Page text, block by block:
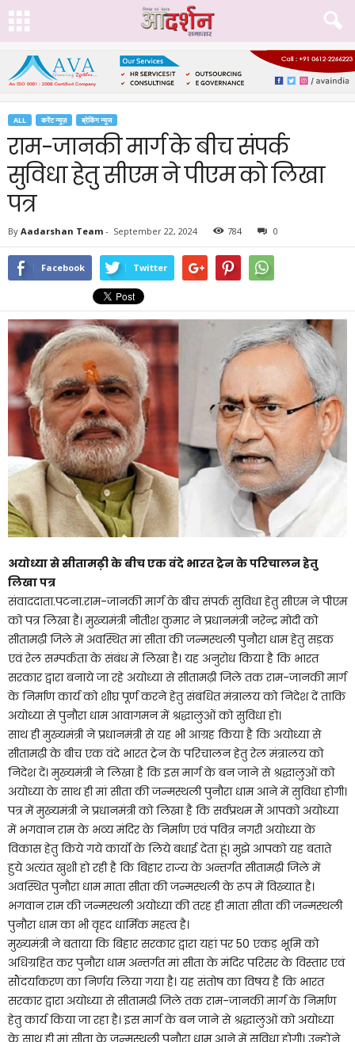
ALL करेंट न्यूज़ ब्रेकिंग न्यूज
राम-जानकी मार्ग के बीच संपर्क
सुविधा हेतु सीएम ने पीएम को लिखा
पत्र
By Aadarshan Team - September 22, 2024 784 0
Facebook Twitter
अयोध्या से सीतामढ़ी के बीच एक वंदे भारत ट्रेन के परिचालन हेतु
लिखा पत्र
संवाददाता.पटना.राम-जानकी मार्ग के बीच संपर्क सुविधा हेतु सीएम ने पीएम
को पत्र लिखा है। मुख्यमंत्री नीतीश कुमार ने प्रधानमंत्री नरेन्द्र मोदी को
सीतामढ़ी जिले में अवस्थित मां सीता की जन्मस्थली पुनौरा धाम हेतु सड़क
एवं रेल सम्पर्कता के संबंध में लिखा है। यह अनुरोध किया है कि भारत
सरकार द्वारा बनाये जा रहे अयोध्या से सीतामढ़ी जिले तक राम-जानकी मार्ग
के निर्माण कार्य को शीघ्र पूर्ण करने हेतु संबंधित मंत्रालय को निदेश दें ताकि
अयोध्या से पुनौरा धाम आवागमन में श्रद्धालुओं को सुविधा हो।
साथ ही मुख्यमंत्री ने प्रधानमंत्री से यह भी आग्रह किया है कि अयोध्या से
सीतामढ़ी के बीच एक वंदे भारत ट्रेन के परिचालन हेतु रेल मंत्रालय को
निदेश दें। मुख्यमंत्री ने लिखा है कि इस मार्ग के बन जाने से श्रद्धालुओं को
अयोध्या के साथ ही मां सीता की जन्मस्थली पुनौरा धाम आने में सुविधा होगी।
पत्र में मुख्यमंत्री ने प्रधानमंत्री को लिखा है कि सर्वप्रथम मैं आपको अयोध्या
में भगवान राम के भव्य मंदिर के निर्माण एवं पवित्र नगरी अयोध्या के
विकास हेतु किये गये कार्यों के लिये बधाई देता हूं। मुझे आपको यह बताते
हुये अत्यंत खुशी हो रही है कि बिहार राज्य के अन्तर्गत सीतामढ़ी जिले में
अवस्थित पुनौरा धाम माता सीता की जन्मस्थली के रूप में विख्यात है।
भगवान राम की जन्मस्थली अयोध्या की तरह ही माता सीता की जन्मस्थली
पुनौरा धाम का भी वृहद धार्मिक महत्व है।
मुख्यमंत्री ने बताया कि बिहार सरकार द्वारा यहां पर 50 एकड़ भूमि को
अधिग्रहित कर पुनौरा धाम अन्तर्गत मां सीता के मंदिर परिसर के विस्तार एवं
सौंदर्याकरण का निर्णय लिया गया है। यह संतोष का विषय है कि भारत
सरकार द्वारा अयोध्या से सीतामढी जिले तक राम-जानकी मार्ग के निर्माण
हेतु कार्य किया जा रहा है। इस मार्ग के बन जाने से श्रद्धालुओं को अयोध्या
के साथ ही मां सीता के जन्मस्थली पुनौरा धाम आने में सुविधा होगी। उन्होंने